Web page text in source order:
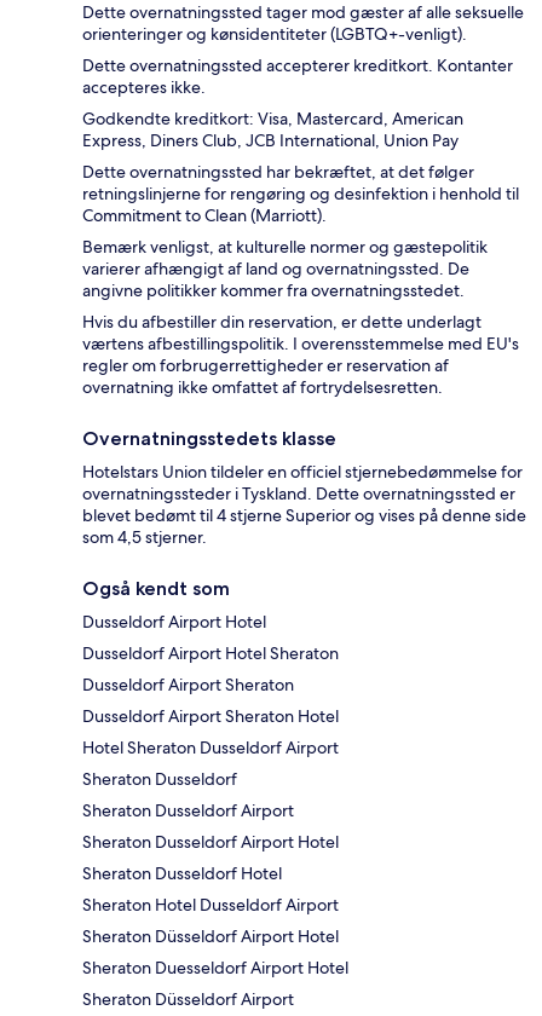
Dette overnatningssted tager mod gæster af alle seksuelle
orienteringer og kønsidentiteter (LGBTQ+-venligt).
Dette overnatningssted accepterer kreditkort. Kontanter
accepteres ikke.
Godkendte kreditkort: Visa, Mastercard, American
Express, Diners Club, JCB International, Union Pay
Dette overnatningssted har bekræftet, at det følger
retningslinjerne for rengøring og desinfektion i henhold til
Commitment to Clean (Marriott).
Bemærk venligst, at kulturelle normer og gæstepolitik
varierer afhængigt af land og overnatningssted. De
angivne politikker kommer fra overnatningsstedet.
Hvis du afbestiller din reservation, er dette underlagt
værtens afbestillingspolitik. I overensstemmelse med EU's
regler om forbrugerrettigheder er reservation af
overnatning ikke omfattet af fortrydelsesretten.
Overnatningsstedets klasse
Hotelstars Union tildeler en officiel stjernebedømmelse for
overnatningssteder i Tyskland. Dette overnatningssted er
blevet bedømt til 4 stjerne Superior og vises på denne side
som 4,5 stjerner.
Også kendt som
Dusseldorf Airport Hotel
Dusseldorf Airport Hotel Sheraton
Dusseldorf Airport Sheraton
Dusseldorf Airport Sheraton Hotel
Hotel Sheraton Dusseldorf Airport
Sheraton Dusseldorf
Sheraton Dusseldorf Airport
Sheraton Dusseldorf Airport Hotel
Sheraton Dusseldorf Hotel
Sheraton Hotel Dusseldorf Airport
Sheraton Düsseldorf Airport Hotel
Sheraton Duesseldorf Airport Hotel
Sheraton Düsseldorf Airport